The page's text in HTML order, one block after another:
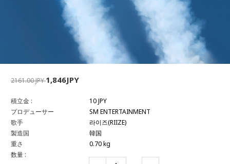
2161.00 JPY1,846JPY
積立金 :
10 JPY
プロデューサー
SM ENTERTAINMENT
歌手
라이즈(RIIZE)
製造国
韓国
重さ
0.70 kg
数量 :